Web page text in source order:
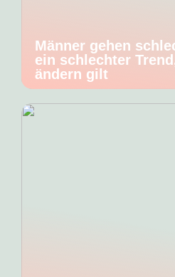
Männer gehen
ein schlechter
ändern gilt